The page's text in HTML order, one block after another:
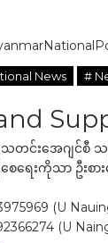
News #
သတင်းအေဂျင်စီ
ေရေးကိုသာ ဦး
(U
(U